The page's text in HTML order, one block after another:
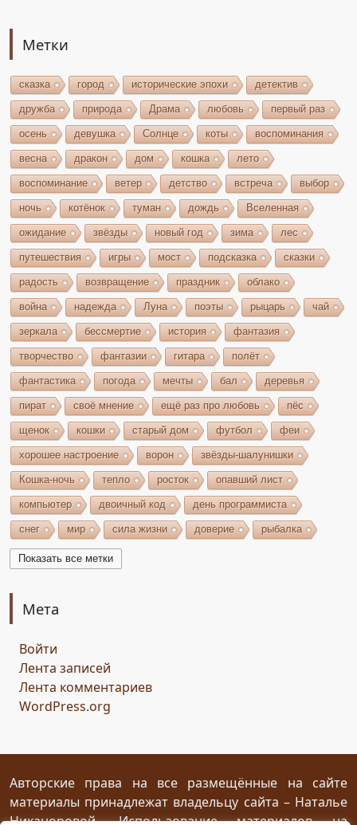
Метки
сказка город исторические эпохи детектив
дружба природа Драма любовь первый раз
осень девушка Солнце коты воспоминания
весна дракон дом кошка лето
воспоминание ветер детство встреча выбор
ночь котёнок туман дождь Вселенная
ожидание звёзды новый год зима лес
путешествия игры мост подсказка сказки
радость возвращение праздник облако
война надежда Луна поэты рыцарь чай
зеркала бессмертие история фантазия
творчество фантазии гитара полёт
фантастика погода мечты бал деревья
пират своё мнение ещё раз про любовь пёс
щенок кошки старый дом футбол феи
хорошее настроение ворон звёзды-шалунишки
Кошка-ночь тепло росток опавший лист
компьютер двоичный код день программиста
снег мир сила жизни доверие рыбалка
волшебство игрушки
возрождение
сомнение
мяч стирательная резинка
ресторан
птица Киви путеводный камень магия камня
Показать все метки
Мета
Войти
Лента записей
Лента комментариев
WordPress.org
Авторские права на все размещённые на сайте
материалы принадлежат владельцу сайта – Наталье
Никаноровой. Использование материалов на